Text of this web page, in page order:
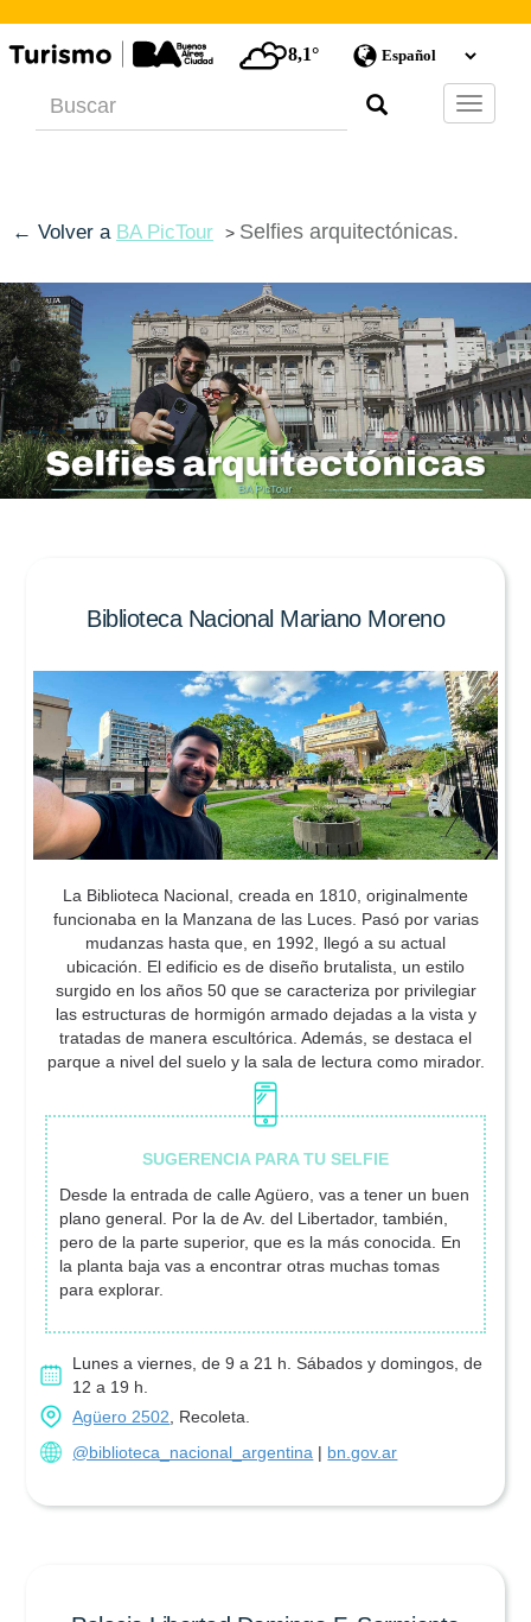
8,1°
Barra
de
← Volver a BA PicTour > Selfies arquitectónicas.
Biblioteca Nacional Mariano Moreno
La Biblioteca Nacional, creada en 1810, originalmente
funcionaba en la Manzana de las Luces. Pasó por varias
mudanzas hasta que, en 1992, llegó a su actual
ubicación. El edificio es de diseño brutalista, un estilo
surgido en los años 50 que se caracteriza por privilegiar
las estructuras de hormigón armado dejadas a la vista y
tratadas de manera escultórica. Además, se destaca el
parque a nivel del suelo y la sala de lectura como mirador.
Desde la entrada de calle Agüero, vas a tener un buen
plano general. Por la de Av. del Libertador, también,
pero de la parte superior, que es la más conocida. En
la planta baja vas a encontrar otras muchas tomas
para explorar.
Lunes a viernes, de 9 a 21 h. Sábados y domingos, de
12 a 19 h.
Agüero 2502, Recoleta.
@biblioteca_nacional_argentina | bn.gov.ar